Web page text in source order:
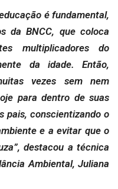
é fundamental,
da BNCC, que coloca
multiplicadores do
da idade. Então,
vezes sem nem
para dentro de suas
pais, conscientizando o
e a evitar que o
destacou a técnica
Ambiental, Juliana